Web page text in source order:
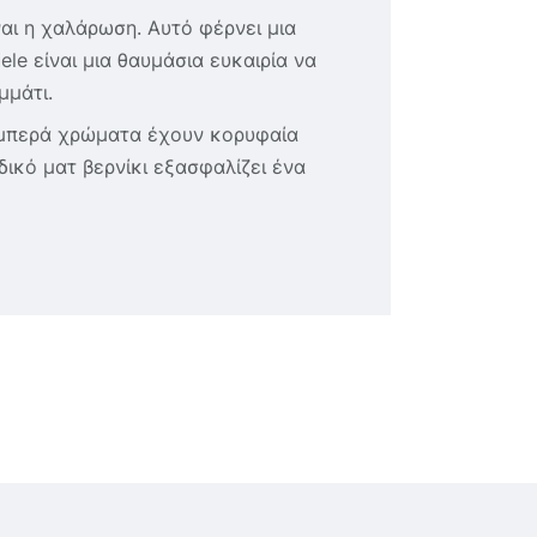
η χαλάρωση. Αυτό φέρνει μια
είναι μια θαυμάσια ευκαιρία να
χρώματα έχουν κορυφαία
ματ βερνίκι εξασφαλίζει ένα